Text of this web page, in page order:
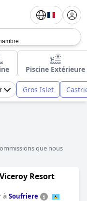
Piscine Extérieure
Gros Islet
que nous
Resort
à Soufriere